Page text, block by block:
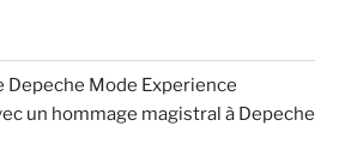
Depeche Mode Experience
un hommage magistral à Depeche